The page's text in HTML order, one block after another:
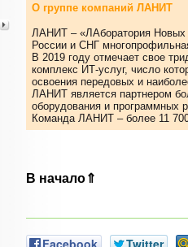
О группе компаний ЛАНИТ
ЛАНИТ – «ЛАборатория
России и СНГ
В 2019 году отмечает свое
комплекс ИТ-услуг, число
освоения передовых и
ЛАНИТ является партнером
оборудования и программных
Команда ЛАНИТ – более 11
В начало⇑
Facebook
Twitter